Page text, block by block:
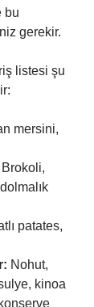
bu
gerekir.
listesi şu
mersini,
Brokoli,
patates,
Nohut,
kinoa